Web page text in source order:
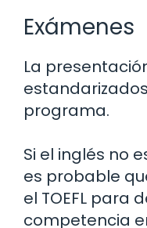
Exámenes
La
programa.
Si el inglés no
es probable
el TOEFL para
competencia